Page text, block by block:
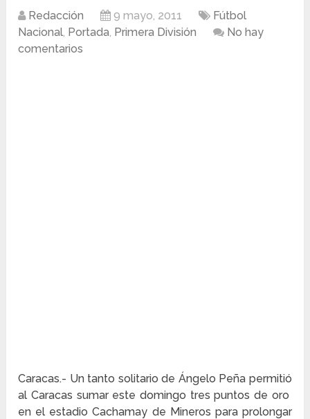
Redacción 9 mayo, 2011
Fútbol
Nacional, Portada, Primera División
No hay
comentarios
Caracas.- Un tanto solitario de Ángelo Peña permitió
al Caracas sumar este domingo tres puntos de oro
en el estadio Cachamay de Mineros para prolongar